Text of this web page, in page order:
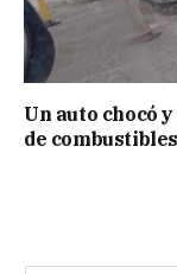
Un auto chocó
de combustibles